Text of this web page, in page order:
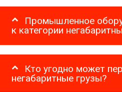
Промышленное
к категории
Кто угодно может
негабаритные грузы?